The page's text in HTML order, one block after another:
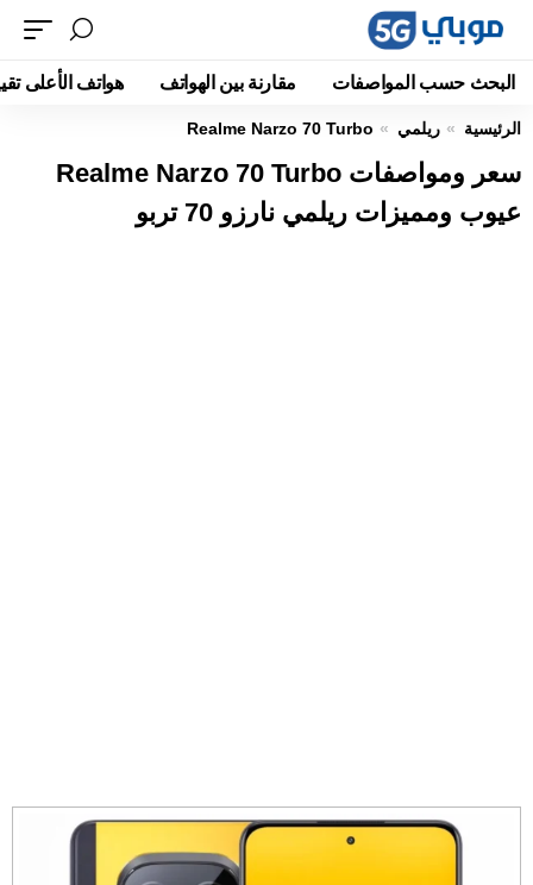
البحث حسب المواصفات مقارنة بين الهواتف هواتف الأعلى
الرئيسية ريلمي Realme Narzo 70 Turbo
سعر ومواصفات Realme Narzo 70 Turbo
عيوب ومميزات ريلمي نارزو 70 تربو